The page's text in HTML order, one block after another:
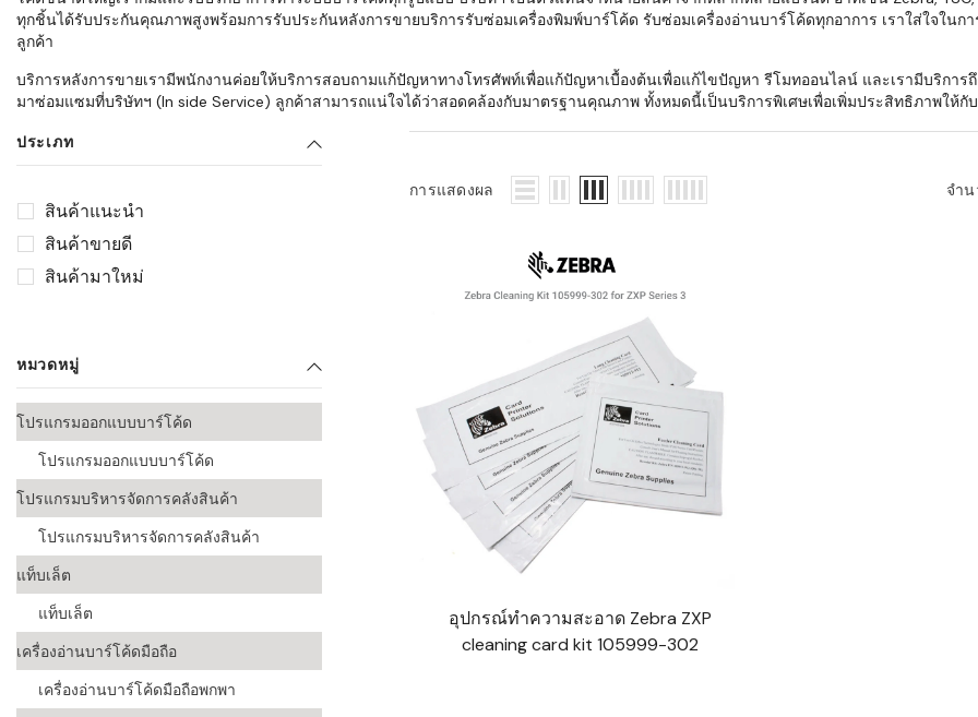
ค้าส่ง และ E-Commerce:
แนะนำ Checklist ก่อน
เลือกระบบ WMS: ธุรกิจ
ก่อนเริ่มติดตั้ง
อุตสาหกรรมอิเล็กทรอนิกส์
ระบบบาร์โค้ดในธุรกิจขน
ระบบบาร์โค้ดในธุรกิจ
ขายธุรกิจค้าปลีก
การพัฒนาบาร์โค้ดในงาน
อุตสาหกรรม
ระบบบาร์โค้ดใน
อุตสาหกรรมยานยนต์
ระบบบาร์โค้ดใน
ระบบบาร์โค้ดใน
ทุกชิ้นได้รับประกันคุณภาพสูงพร้อมการรับประกันหลังการขายบริการรับซ่อมเครื่องพิมพ์บาร์โค้ด รับซ่อมเครื่องอ่านบาร์โค้ดทุกอาการ เราใส่ใจใน
ลูกค้า
บริการหลังการขายเรามีพนักงานค่อยให้บริการสอบถามแก้ปัญหาทางโทรศัพท์เพื่อแก้ปัญหาเบื้องต้นเพื่อแก้ไขปัญหา รีโมทออนไลน์ และเรามีบริการ
มาซ่อมแซมที่บริษัทฯ (In side Service) ลูกค้าสามารถแน่ใจได้ว่าสอดคล้องกับมาตรฐานคุณภาพ ทั้งหมดนี้เป็นบริการพิเศษเพื่อเพิ่มประสิทธิภาพให้กั
ประเภท
สินค้าแนะนำ
สินค้าขายดี
สินค้ามาใหม่
หมวดหมู่
โปรแกรมออกแบบบาร์โค้ด
โปรแกรมออกแบบบาร์โค้ด
โปรแกรมบริหารจัดการคลังสินค้า
โปรแกรมบริหารจัดการคลังสินค้า
แท็บเล็ต
แท็บเล็ต
เครื่องอ่านบาร์โค้ดมือถือ
เครื่องอ่านบาร์โค้ดมือถือพกพา
การแสดงผล จำ
อุปกรณ์ทำความสะอาด Zebra ZXP
cleaning card kit 105999-302